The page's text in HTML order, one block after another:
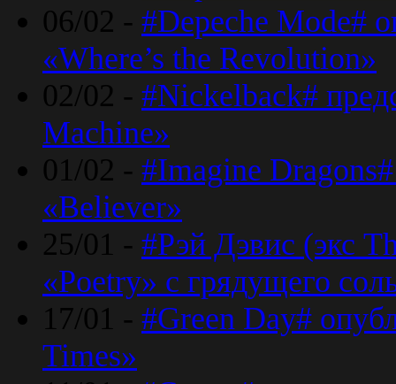
06/02 - #Depeche Mode#
«Where’s the Revolution»
02/02 - #Nickelback#
Machine»
01/02 - #Imagine
«Believer»
25/01 - #Рэй Дэвис (экс
«Poetry» с грядущего
17/01 - #Green Day#
Times»